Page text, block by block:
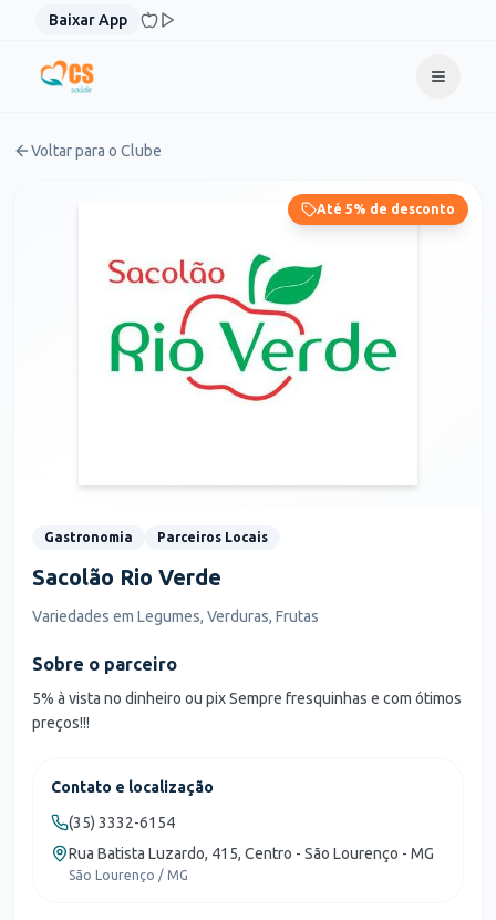
Pular para o conteúdo
Baixar App
Voltar para o Clube
Até 5% de desconto
Gastronomia Parceiros Locais
Sacolão Rio Verde
Variedades em Legumes, Verduras, Frutas
Sobre o parceiro
5% à vista no dinheiro ou pix Sempre fresquinhas e com ótimos
preços!!!
Contato e localização
(35) 3332-6154
Rua Batista Luzardo, 415, Centro - São Lourenço - MG
São Lourenço / MG